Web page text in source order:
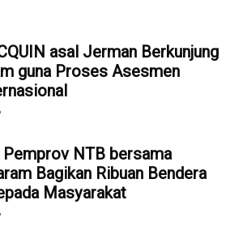
asal Jerman Berkunjung
guna Proses Asesmen
Pemprov NTB bersama
Bagikan Ribuan Bendera
Masyarakat